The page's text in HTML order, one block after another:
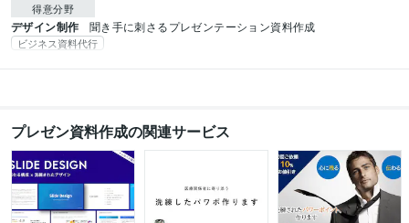
得意分野
デザイン制作 聞き手に刺さるプレゼンテーション資料作成
ビジネス資料代行
プレゼン資料作成の関連サービス